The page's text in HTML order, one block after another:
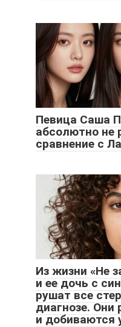
Певица Саша
абсолютно не
сравнение с
Из жизни «Не
и ее дочь с
рушат все
диагнозе. Они
и добиваются